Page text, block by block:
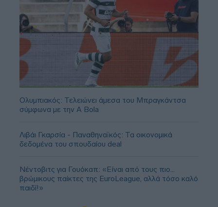
Ολυμπιακός: Τελειώνει άμεσα του Μπραγκάντσα
σύμφωνα με την A Bola
Λιβάι Γκαρσία - Παναθηναϊκός: Τα οικονομικά
δεδομένα του σπουδαίου deal
Νέντοβιτς για Γουόκαπ: «Είναι από τους πιο...
βρώμικους παίκτες της EuroLeague, αλλά τόσο καλό
παιδί!»